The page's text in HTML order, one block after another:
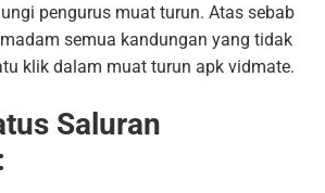
pengurus muat turun. Atas sebab
semua kandungan yang tidak
klik dalam muat turun apk vidmate.
Saluran